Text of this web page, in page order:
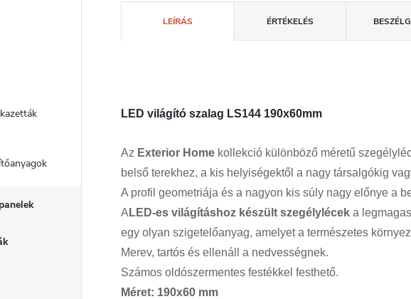
LEÍRÁS ÉRTÉKELÉS
LED világító szalag LS144 190x60mm
Az Exterior Home kollekció különböző méretű
belső terekhez, a kis helyiségektől a nagy társalgókig
A profil geometriája és a nagyon kis súly nagy előnye a
A LED-es világításhoz készült szegélylécek a
egy olyan szigetelőanyag, amelyet a természetes
Merev, tartós és ellenáll a nedvességnek.
Számos oldószermentes festékkel festhető.
Méret: 190x60 mm